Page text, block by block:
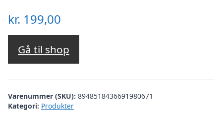
kr. 199,00
Gå til shop
Varenummer (SKU): 8948518436691980671
Kategori: Produkter